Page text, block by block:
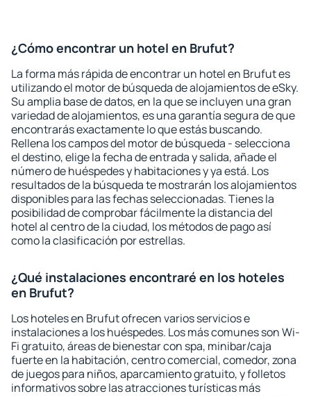
¿Cómo encontrar un hotel en Brufut?
La forma más rápida de encontrar un hotel en Brufut es
utilizando el motor de búsqueda de alojamientos de eSky.
Su amplia base de datos, en la que se incluyen una gran
variedad de alojamientos, es una garantía segura de que
encontrarás exactamente lo que estás buscando.
Rellena los campos del motor de búsqueda - selecciona
el destino, elige la fecha de entrada y salida, añade el
número de huéspedes y habitaciones y ya está. Los
resultados de la búsqueda te mostrarán los alojamientos
disponibles para las fechas seleccionadas. Tienes la
posibilidad de comprobar fácilmente la distancia del
hotel al centro de la ciudad, los métodos de pago así
como la clasificación por estrellas.
¿Qué instalaciones encontraré en los hoteles
en Brufut?
Los hoteles en Brufut ofrecen varios servicios e
instalaciones a los huéspedes. Los más comunes son Wi-
Fi gratuito, áreas de bienestar con spa, minibar/caja
fuerte en la habitación, centro comercial, comedor, zona
de juegos para niños, aparcamiento gratuito, y folletos
informativos sobre las atracciones turísticas más